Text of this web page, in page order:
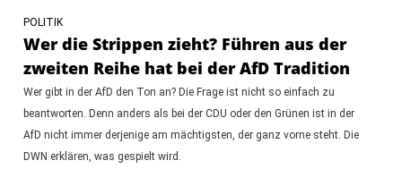
POLITIK
Wer die Strippen zieht? Führen aus der
zweiten Reihe hat bei der AfD Tradition
Wer gibt in der AfD den Ton an? Die Frage ist nicht so einfach zu
beantworten. Denn anders als bei der CDU oder den Grünen ist in der
AfD nicht immer derjenige am mächtigsten, der ganz vorne steht. Die
DWN erklären, was gespielt wird.